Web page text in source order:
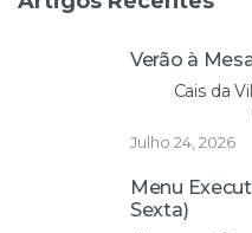
Verão à
Cais da
Julho 24, 2026
Menu
Sexta)